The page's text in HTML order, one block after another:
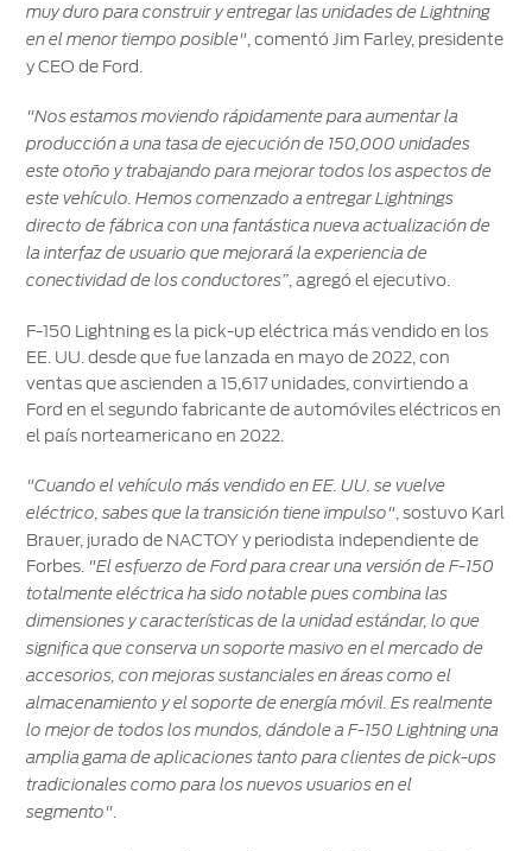
Agendamiento
Online
muy duro para construir y entregar las unidades de Lightning
en el menor tiempo posible" , comentó Jim Farley, presidente
y CEO de Ford.
"Nos estamos moviendo rápidamente para aumentar la
producción a una tasa de ejecución de 150,000 unidades
este otoño y trabajando para mejorar todos los aspectos de
este vehículo. Hemos comenzado a entregar Lightnings
directo de fábrica con una fantástica nueva actualización de
la interfaz de usuario que mejorará la experiencia de
conectividad de los conductores” , agregó el ejecutivo.
F-150 Lightning es la pick-up eléctrica más vendido en los
EE. UU. desde que fue lanzada en mayo de 2022, con
ventas que ascienden a 15,617 unidades, convirtiendo a
Ford en el segundo fabricante de automóviles eléctricos en
el país norteamericano en 2022.
"Cuando el vehículo más vendido en EE. UU. se vuelve
eléctrico, sabes que la transición tiene impulso" , sostuvo Karl
Brauer, jurado de NACTOY y periodista independiente de
Forbes. "El esfuerzo de Ford para crear una versión de F-150
totalmente eléctrica ha sido notable pues combina las
dimensiones y características de la unidad estándar, lo que
significa que conserva un soporte masivo en el mercado de
accesorios, con mejoras sustanciales en áreas como el
almacenamiento y el soporte de energía móvil. Es realmente
lo mejor de todos los mundos, dándole a F-150 Lightning una
amplia gama de aplicaciones tanto para clientes de pick-ups
tradicionales como para los nuevos usuarios en el
segmento"